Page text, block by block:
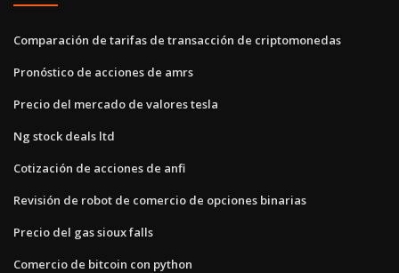
Comparación de tarifas de transacción de criptomonedas
Pronóstico de acciones de amrs
Precio del mercado de valores tesla
Ng stock deals ltd
Cotización de acciones de anfi
Revisión de robot de comercio de opciones binarias
Precio del gas sioux falls
Comercio de bitcoin con python